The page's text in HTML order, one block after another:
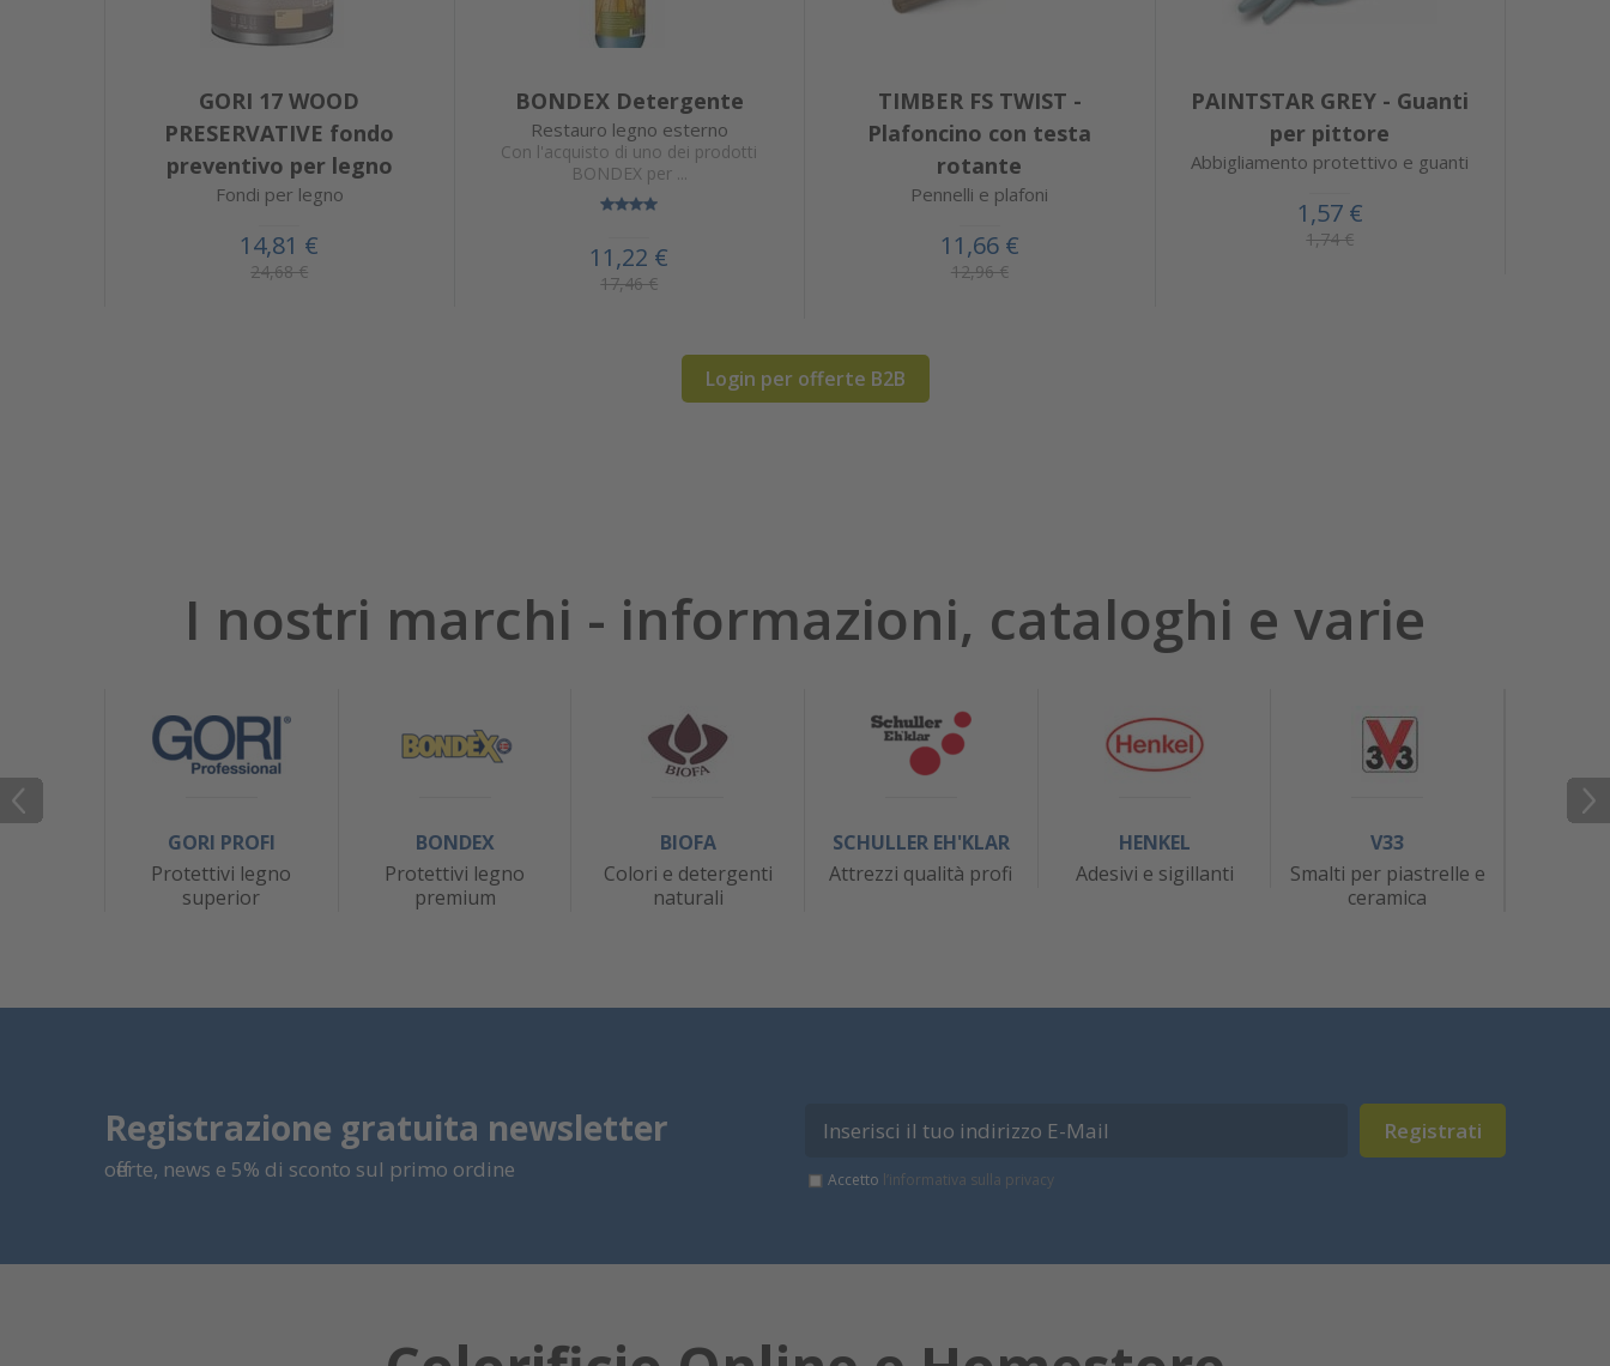
GORI 17 WOOD
PRESERVATIVE fondo
preventivo per legno
Fondi per legno
14,81 €
24,68 €
BONDEX Detergente
Restauro legno esterno
Con l'acquisto di uno dei prodotti
BONDEX per ...
11,22 €
17,46 €
TIMBER FS TWIST -
Plafoncino con testa
rotante
Pennelli e plafoni
11,66 €
12,96 €
PAINTSTAR GREY - Guanti
per pittore
Abbigliamento protettivo e guanti
1,57 €
1,74 €
Login per offerte B2B
I nostri marchi - informazioni, cataloghi e varie
GORI PROFI
Protettivi legno
superior
BONDEX
Protettivi legno
premium
BIOFA
Colori e detergenti
naturali
SCHULLER EH'KLAR
Attrezzi qualità profi
HENKEL
Adesivi e sigillanti
V33
Smalti per piastrelle e
ceramica
Registrazione gratuita newsletter
offerte, news e 5% di sconto sul primo ordine
Registrati
Accetto l’informativa sulla privacy